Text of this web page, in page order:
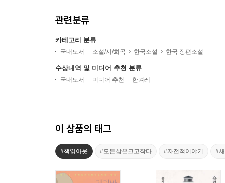
관련분류
카테고리 분류
국내도서 소설/시/희곡 한국소설 한국 장편소설
수상내역 및 미디어 추천 분류
국내도서 미디어 추천 한겨레
이 상품의 태그
#책읽아웃 #모든삶은크고작다 #자전적이야기 #